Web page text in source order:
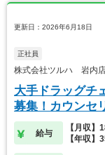
更新日：2026年6月18日
正社員
株式会社ツルハ 岩内
大手ドラッグチ
募集！カウンセ
給与
【月収
【年収】